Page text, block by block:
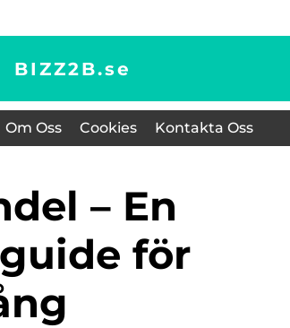
BIZZ2B.se
Om Oss Cookies Kontakta Oss
för